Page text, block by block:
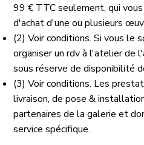
99 € TTC seulement, qui
d'achat d'une ou plusieurs
(2) Voir conditions. Si vous le
organiser un rdv à l'atelier de
sous réserve de disponibilité
(3) Voir conditions. Les
livraison, de pose &
partenaires de la galerie et
service spécifique.